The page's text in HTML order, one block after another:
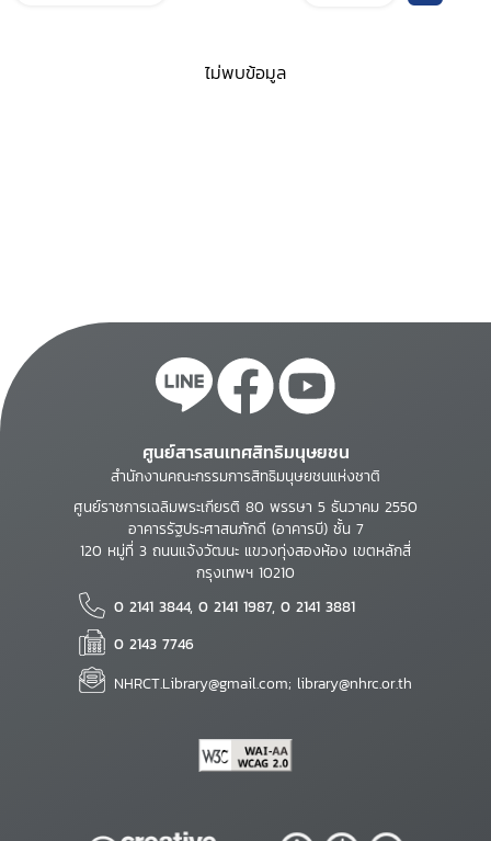
ไม่พบข้อมูล
ศูนย์สารสนเทศสิทธิมนุษยชน
สำนักงานคณะกรรมการสิทธิมนุษยชนแห่งชาติ
ศูนย์ราชการเฉลิมพระเกียรติ 80 พรรษา 5 ธันวาคม 2550
อาคารรัฐประศาสนภักดี (อาคารบี) ชั้น 7
120 หมู่ที่ 3 ถนนแจ้งวัฒนะ แขวงทุ่งสองห้อง เขตหลักสี่
กรุงเทพฯ 10210
0 2141 3844, 0 2141 1987, 0 2141 3881
0 2143 7746
NHRCT.Library@gmail.com; library@nhrc.or.th